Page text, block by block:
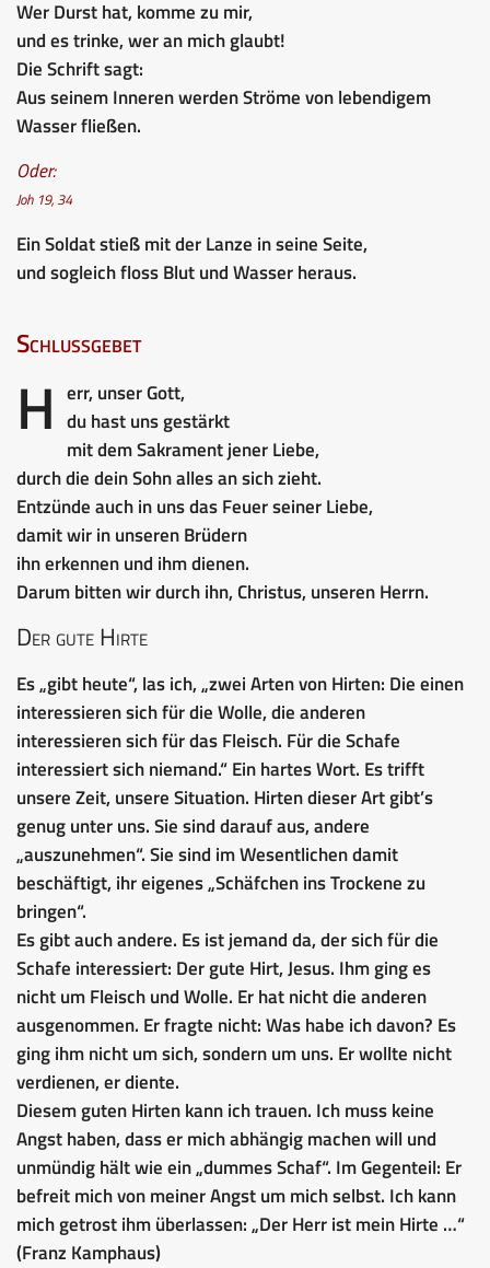
Wer Durst hat, komme zu mir,
und es trinke, wer an mich glaubt!
Die Schrift sagt:
Aus seinem Inneren werden Ströme von lebendigem
Wasser fließen.
Oder:
Joh 19, 34
Ein Soldat stieß mit der Lanze in seine Seite,
und sogleich floss Blut und Wasser heraus.
Schlussgebet
H err, unser Gott,
du hast uns gestärkt
mit dem Sakrament jener Liebe,
durch die dein Sohn alles an sich zieht.
Entzünde auch in uns das Feuer seiner Liebe,
damit wir in unseren Brüdern
ihn erkennen und ihm dienen.
Darum bitten wir durch ihn, Christus, unseren Herrn.
Der gute Hirte
Es „gibt heute“, las ich, „zwei Arten von Hirten: Die einen
interessieren sich für die Wolle, die anderen
interessieren sich für das Fleisch. Für die Schafe
interessiert sich niemand.“ Ein hartes Wort. Es trifft
unsere Zeit, unsere Situation. Hirten dieser Art gibt’s
genug unter uns. Sie sind darauf aus, andere
„auszunehmen“. Sie sind im Wesentlichen damit
beschäftigt, ihr eigenes „Schäfchen ins Trockene zu
bringen“.
Es gibt auch andere. Es ist jemand da, der sich für die
Schafe interessiert: Der gute Hirt, Jesus. Ihm ging es
nicht um Fleisch und Wolle. Er hat nicht die anderen
ausgenommen. Er fragte nicht: Was habe ich davon? Es
ging ihm nicht um sich, sondern um uns. Er wollte nicht
verdienen, er diente.
Diesem guten Hirten kann ich trauen. Ich muss keine
Angst haben, dass er mich abhängig machen will und
unmündig hält wie ein „dummes Schaf“. Im Gegenteil: Er
befreit mich von meiner Angst um mich selbst. Ich kann
mich getrost ihm überlassen: „Der Herr ist mein Hirte …“
(Franz Kamphaus)